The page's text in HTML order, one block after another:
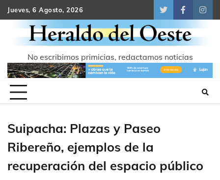
Skip
to
content
Jueves, 6 Agosto, 2026
TwitterFacebook
No escribimos primicias, redactamos noticias
Suipacha: Plazas y Paseo
Ribereño, ejemplos de la
recuperación del espacio público